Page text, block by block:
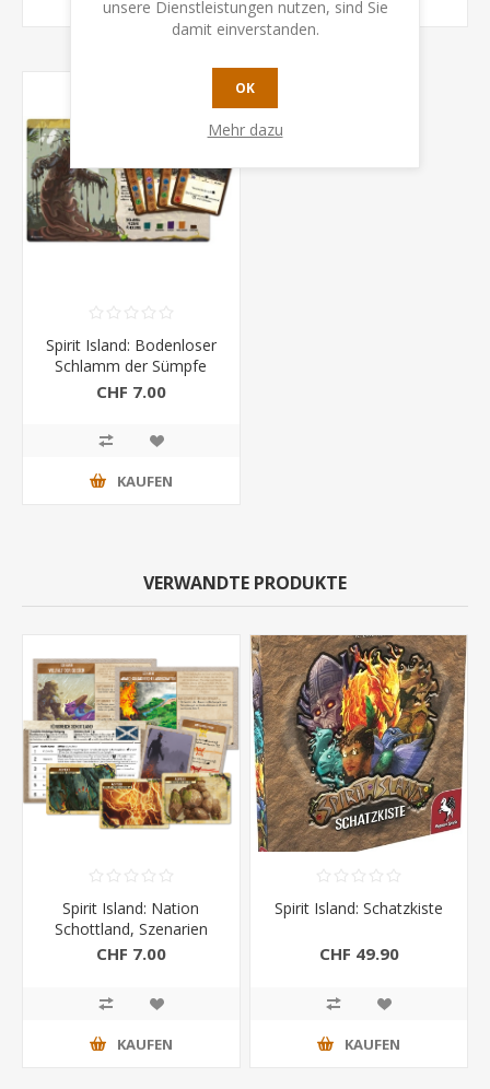
Spirit Island: Bodenloser
Schlamm der Sümpfe
(Mini-Eweiterung)
CHF 7.00
KAUFEN
VERWANDTE PRODUKTE
Spirit Island: Nation
Schottland, Szenarien
und Kartenerw
CHF 7.00
KAUFEN
Spirit Island: Schatzkiste
CHF 49.90
KAUFEN
unsere Dienstleistungen nutzen, sind Sie
damit einverstanden.
OK
Mehr dazu